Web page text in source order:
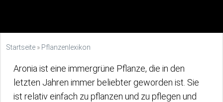
Startseite » Pflanzenlexikon
Aronia ist eine immergrüne Pflanze, die in den
letzten Jahren immer beliebter geworden ist. Sie
ist relativ einfach zu pflanzen und zu pflegen und